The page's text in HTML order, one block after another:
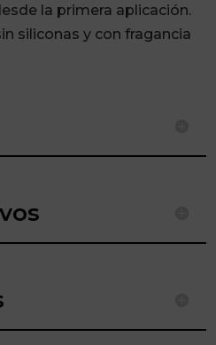
la primera aplicación.
siliconas y con fragancia